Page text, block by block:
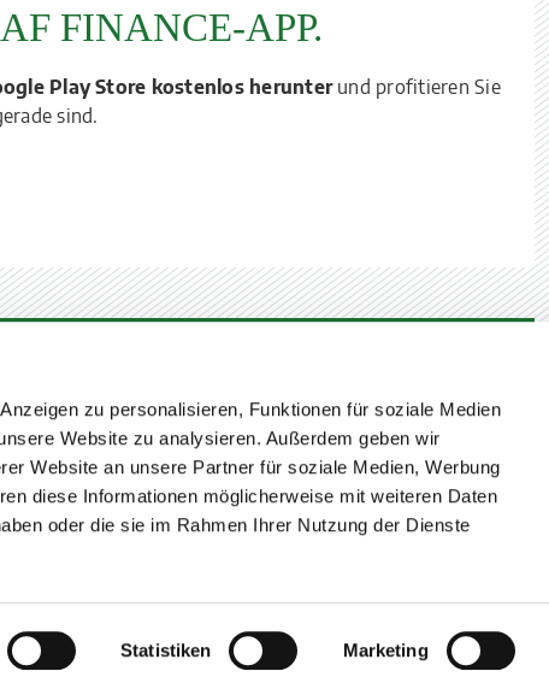
zu personalisieren, Funktionen für soziale Medien
Website zu analysieren. Außerdem geben wir
Website an unsere Partner für soziale Medien, Werbung
diese Informationen möglicherweise mit weiteren Daten
oder die sie im Rahmen Ihrer Nutzung der Dienste
Statistiken Marketing
FINANCE-APP.
Play Store kostenlos herunterund profitieren Sie
sind.
BERATUNGSPROZESS ANLAGESTRATEGIE ERSTINFORMATION